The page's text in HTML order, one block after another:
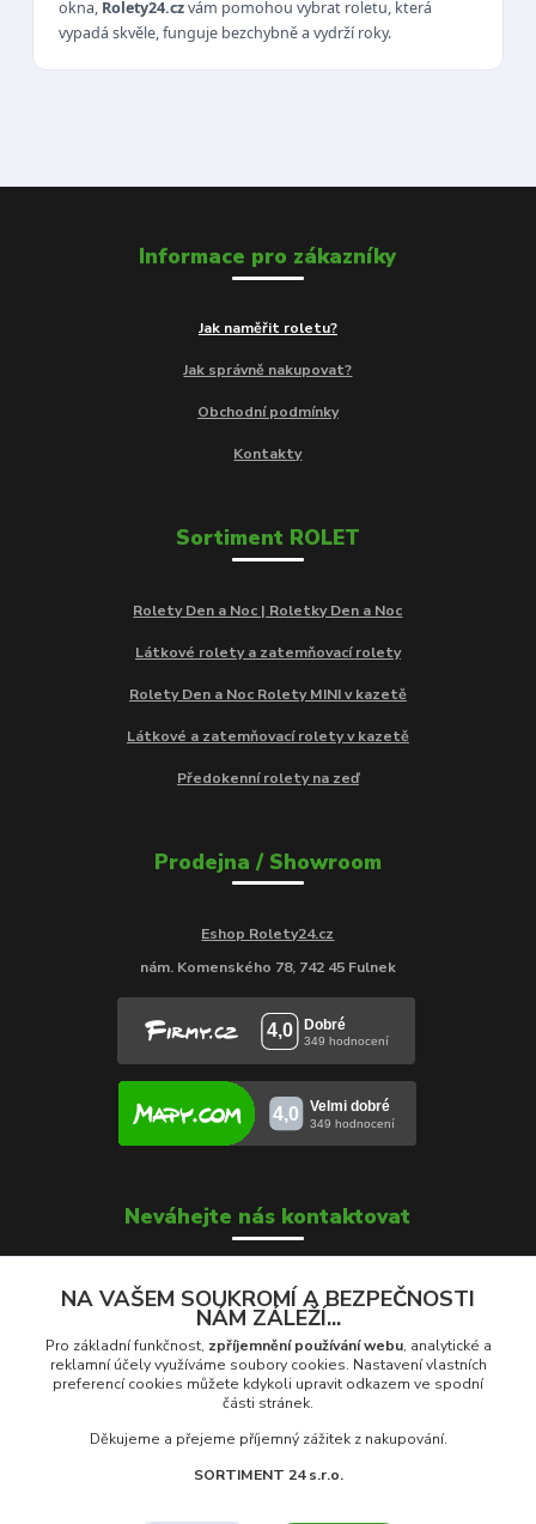
okna, Rolety24.czvám pomohou vybrat roletu, která
vypadá skvěle, funguje bezchybně a vydrží roky.
Informace pro zákazníky
Jak naměřit roletu?
Jak správně nakupovat?
Obchodní podmínky
Kontakty
Sortiment ROLET
Rolety Den a Noc | Roletky Den a Noc
Látkové rolety a zatemňovací rolety
Rolety Den a Noc Rolety MINI v kazetě
Látkové a zatemňovací rolety v kazetě
Předokenní rolety na zeď
Prodejna / Showroom
Eshop Rolety24.cz
nám. Komenského 78, 742 45 Fulnek
Neváhejte nás kontaktovat
Soňa Škrobánková
+420 739 000 639
Po - Pá: 8:00 - 16:00
prodej@rolety24.cz
NA VAŠEM SOUKROMÍ A BEZPEČNOSTI
NÁM ZÁLEŽÍ...
Pro základní funkčnost, zpříjemnění používání webu, analytické a
reklamní účely využíváme soubory cookies. Nastavení vlastních
preferencí cookies můžete kdykoli upravit odkazem ve spodní
části stránek.
Děkujeme a přejeme příjemný zážitek z nakupování.
SORTIMENT 24 s.r.o.